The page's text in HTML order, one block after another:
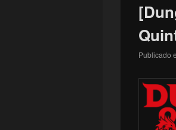
Publicado